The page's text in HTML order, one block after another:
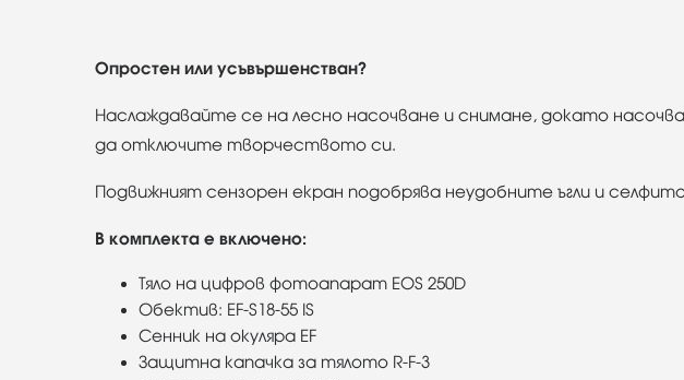
Опростен или усъвършенстван?
Наслаждавайте се на лесно насочване и снимане, докато
да отключите творчеството си.
Подвижният сензорен екран подобрява неудобните ъгли и
В комплекта е включено:
Тяло на цифров фотоапарат EOS 250D
Обектив: EF-S18-55 IS
Сенник на окуляра EF
Защитна капачка за тялото R-F-3